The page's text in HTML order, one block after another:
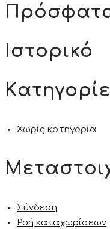
Ιστορικό
Χωρίς κατηγορία
Σύνδεση
Ροή καταχωρίσεων